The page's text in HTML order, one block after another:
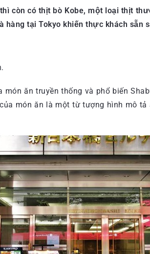
còn có thịt bò Kobe, một loại thịt
tại Tokyo khiến thực khách sẵn
ăn truyền thống và phổ biến
món ăn là một từ tượng hình mô